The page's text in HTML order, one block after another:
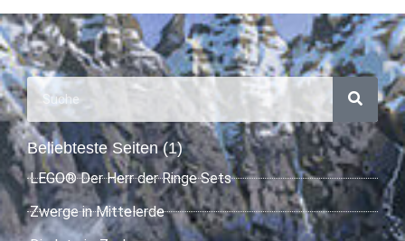
Beliebteste Seiten (1)
LEGO® Der Herr der Ringe Sets
Zwerge in Mittelerde